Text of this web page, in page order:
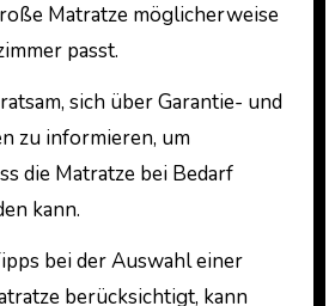
Matratze möglicherweise
passt.
sich über Garantie- und
zu informieren, um
die Matratze bei Bedarf
kann.
bei der Auswahl einer
berücksichtigt, kann